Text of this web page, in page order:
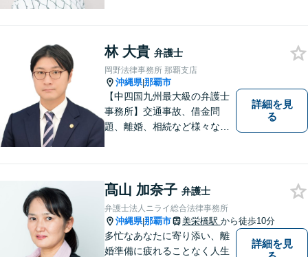
らではの習慣」を熟知した弁
護士が多数在籍。
林 大貴 弁護士
岡野法律事務所 那覇支店
沖縄県|那覇市
【中四国九州最大級の弁護士
事務所】交通事故、借金問
題、離婚、相続など様々な問
い！
詳細を見
る
髙山 加奈子 弁護士
弁護士法人ニライ総合法律事務所
沖縄県|那覇市 美栄橋駅 から徒歩10分
多忙なあなたに寄り添い、離
婚準備に疲れることなく人生
詳細を見